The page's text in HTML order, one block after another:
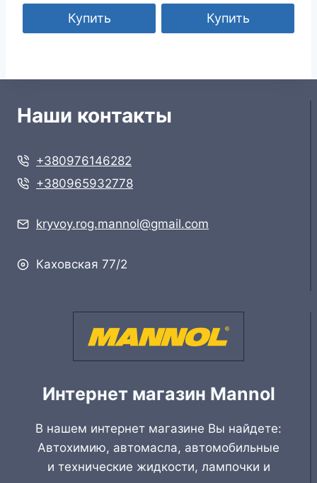
Купить Купить
Наши контакты
+380976146282
+380965932778
kryvoy.rog.mannol@gmail.com
Каховская 77/2
Интернет магазин Mannol
В нашем интернет магазине Вы найдете:
Автохимию, автомасла, автомобильные
и технические жидкости, лампочки и